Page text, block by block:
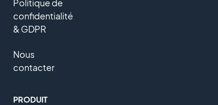
Politique de
confidentialité
& GDPR
Nous
contacter
PRODUIT